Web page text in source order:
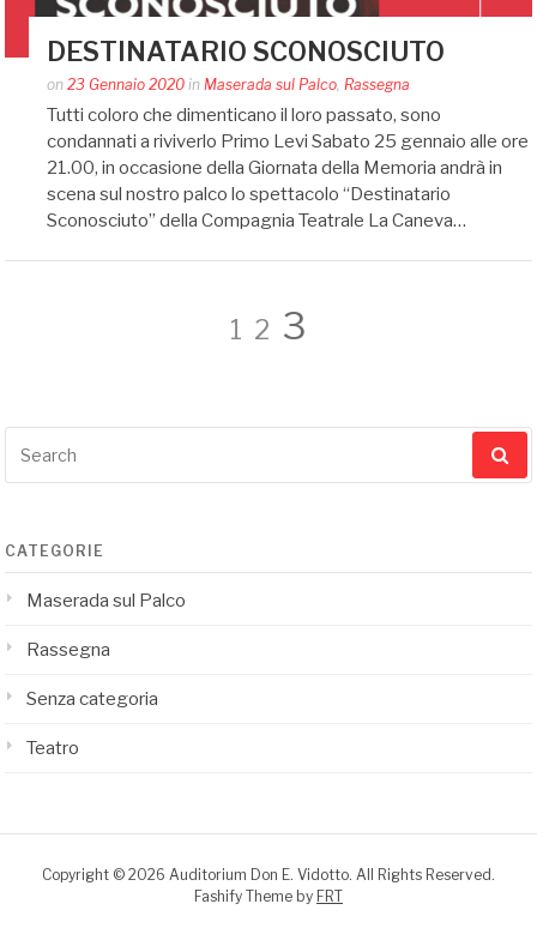
DESTINATARIO SCONOSCIUTO
Posted
by
Silvia
Bin
on23 Gennaio 2020 in Maserada sul Palco Rassegna
Tutti coloro che dimenticano il loro passato, sono
condannati a riviverlo Primo Levi Sabato 25 gennaio alle ore
21.00, in occasione della Giornata della Memoria andrà in
scena sul nostro palco lo spettacolo “Destinatario
Sconosciuto” della Compagnia Teatrale La Caneva…
Navigazione
articoli
Page
1 Page
2 Page
3
for:
CATEGORIE
Maserada sul Palco
Rassegna
Senza categoria
Teatro
Copyright © 2026 Auditorium Don E. Vidotto. All Rights Reserved.
Fashify Theme by FRT